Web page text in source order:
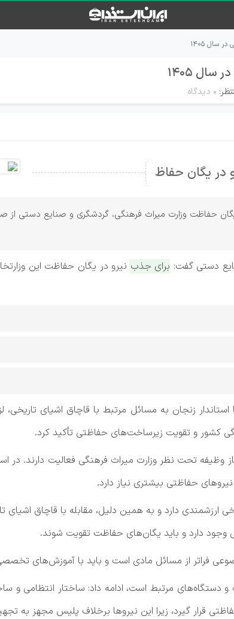
سال ۱۴۰۵
۱۴۰۵
۰ دیدگاه
یگان حفاظت وزارت میراث فرهنگی، گردشگری و صنایع دستی
دستی گفت:
۱۹ اردیبهشت) در دیدار با استاندار زنجان به مسائل مرتبط با
کشور و تقویت زیرساخت‌های حفاظتی تأکید کرد.
داد: اکنون ۲۲۰۰ نیرو در یگان حفاظت و ۴۰۰ سرباز وظیفه تحت نظر وزارت میراث
حفاظتی بیشتری نیاز دارد.
ارزشمندی دارد و به همین دلیل، مقابله با قاچاق
وجود دارد و باید یگان‌های حفاظت تقویت شوند.
فراتر از مسائل مادی است و باید با آموزش‌های
و دستگاه‌های مرتبط است، ادامه داد: ساختار انتظامی و
قرار گیرد، زیرا این نیروها برخلاف پلیس مجهز به